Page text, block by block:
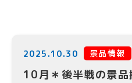
2025.10.30 景品情報
10月＊後半戦の景品